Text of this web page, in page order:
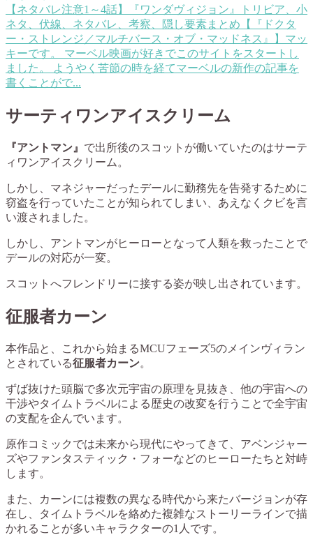
【ネタバレ注意1～4話】『ワンダヴィジョン』トリビア、小
ネタ、伏線、ネタバレ、考察、隠し要素まとめ【『ドクタ
ー・ストレンジ／マルチバース・オブ・マッドネス』】 マッ
キーです。 マーベル映画が好きでこのサイトをスタートし
ました。 ようやく苦節の時を経てマーベルの新作の記事を
書くことがで...
サーティワンアイスクリーム
『アントマン』 で出所後のスコットが働いていたのはサーテ
ィワンアイスクリーム。
しかし、マネジャーだったデールに勤務先を告発するために
窃盗を行っていたことが知られてしまい、あえなくクビを言
い渡されました。
しかし、アントマンがヒーローとなって人類を救ったことで
デールの対応が一変。
スコットへフレンドリーに接する姿が映し出されています。
征服者カーン
本作品と、これから始まるMCUフェーズ5のメインヴィラン
とされている征服者カーン。
ずば抜けた頭脳で多次元宇宙の原理を見抜き、他の宇宙への
干渉やタイムトラベルによる歴史の改変を行うことで全宇宙
の支配を企んでいます。
原作コミックでは未来から現代にやってきて、アベンジャー
ズやファンタスティック・フォーなどのヒーローたちと対峙
します。
また、カーンには複数の異なる時代から来たバージョンが存
在し、タイムトラベルを絡めた複雑なストーリーラインで描
かれることが多いキャラクターの1人です。